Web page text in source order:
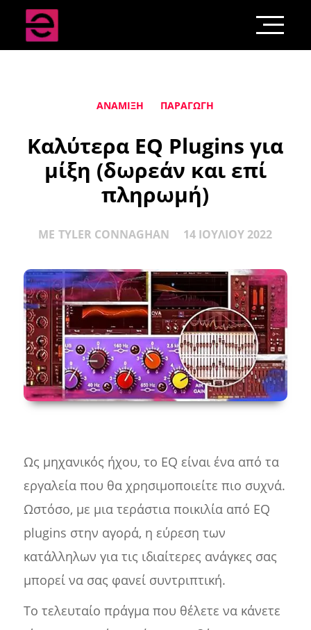
ΑΝΆΜΙΞΗ ΠΑΡΑΓΩΓΉ
Καλύτερα EQ Plugins για
μίξη (δωρεάν και επί
πληρωμή)
ΜΕ TYLER CONNAGHAN 14 ΙΟΥΛΊΟΥ 2022
Ως μηχανικός ήχου, το EQ είναι ένα από τα
εργαλεία που θα χρησιμοποιείτε πιο συχνά.
Ωστόσο, με μια τεράστια ποικιλία από EQ
plugins στην αγορά, η εύρεση των
κατάλληλων για τις ιδιαίτερες ανάγκες σας
μπορεί να σας φανεί συντριπτική.
Το τελευταίο πράγμα που θέλετε να κάνετε